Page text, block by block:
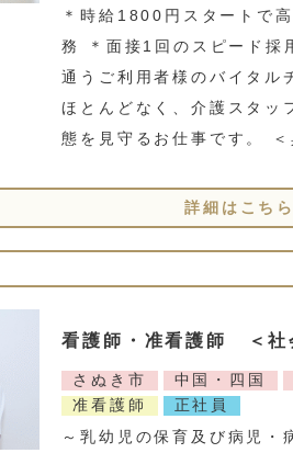
＊時給1800円スタートで
務 ＊面接1回のスピード採
通うご利用者様のバイタル
ほとんどなく、介護スタッ
態を見守るお仕事です。
詳細はこちら
看護師・准看護師 ＜社
さぬき市 中国・四国
准看護師
正社員
～乳幼児の保育及び病児・